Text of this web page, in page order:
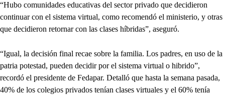
“Hubo comunidades educativas del sector privado que decidieron
continuar con el sistema virtual, como recomendó el ministerio, y otras
que decidieron retornar con las clases híbridas”, aseguró.
“Igual, la decisión final recae sobre la familia. Los padres, en uso de la
patria potestad, pueden decidir por el sistema virtual o hibrido”,
recordó el presidente de Fedapar. Detalló que hasta la semana pasada,
40% de los colegios privados tenían clases virtuales y el 60% tenía